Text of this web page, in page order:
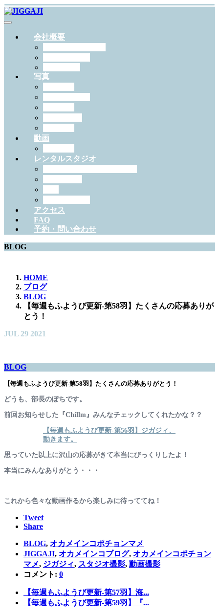
会社概要
写真
動画
レンタルスタジオ
アクセス
FAQ
予約・問い合わせ
BLOG
HOME
ブログ
BLOG
【毎週もふようび更新-第58羽】たくさんの応募ありが
とう！
JUL 29 2021
BLOG
【毎週もふようび更新-第58羽】たくさんの応募ありがとう！
どうも、部長のぽちです。
前回お知らせした『Chillm』みんなチェックしてくれたかな？？
【毎週もふようび更新-第56羽】ジガジィ、
動きます。
思っていた以上に沢山の応募がきて本当にびっくりしたよ！
本当にみんなありがとう・・・
これから色々な動画作るから楽しみに待っててね！
Tweet
Share
BLOG, オカメインコポチョンマメ
JIGGAJI, オカメインコブログ, オカメインコポチョン
マメ, ジガジィ, スタジオ撮影, 動画撮影
コメント: 0
【毎週もふようび更新-第57羽】海...
【毎週もふようび更新-第59羽】『...